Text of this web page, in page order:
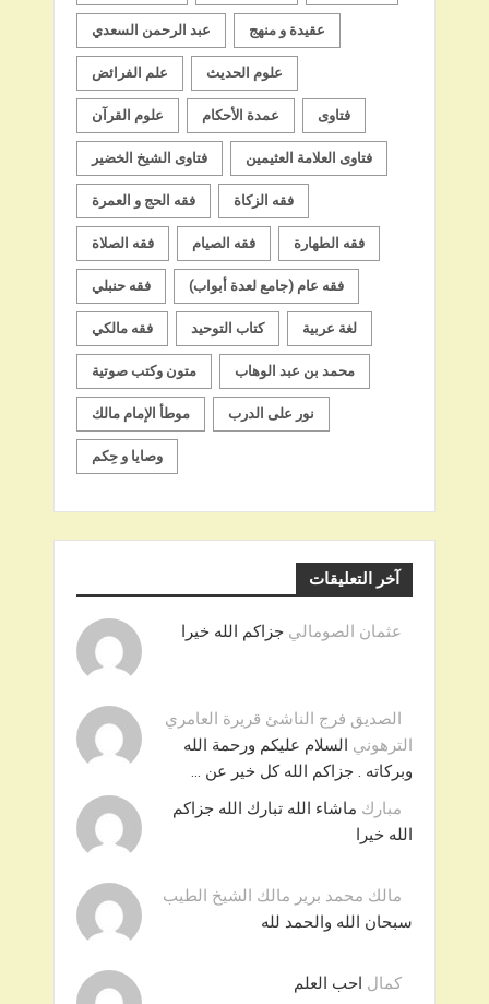
عبد الرحمن السعدي عقيدة و منهج
علم الفرائض علوم الحديث
علوم القرآن عمدة الأحكام فتاوى
فتاوى الشيخ الخضير فتاوى العلامة العثيمين
فقه الحج و العمرة فقه الزكاة
فقه الصلاة فقه الصيام فقه الطهارة
فقه حنبلي فقه عام (جامع لعدة أبواب)
فقه مالكي كتاب التوحيد لغة عربية
متون وكتب صوتية محمد بن عبد الوهاب
موطأ الإمام مالك نور على الدرب
وصايا و حِكم
آخر التعليقات
عثمان الصومالي جزاكم الله خيرا
الصديق فرج الناشئ قريرة العامري
الترهوني السلام عليكم ورحمة الله
وبركاته . جزاكم الله كل خير عن …
مبارك ماشاء الله تبارك الله جزاكم
الله خيرا
مالك محمد برير مالك الشيخ الطيب
سبحان الله والحمد لله
كمال احب العلم